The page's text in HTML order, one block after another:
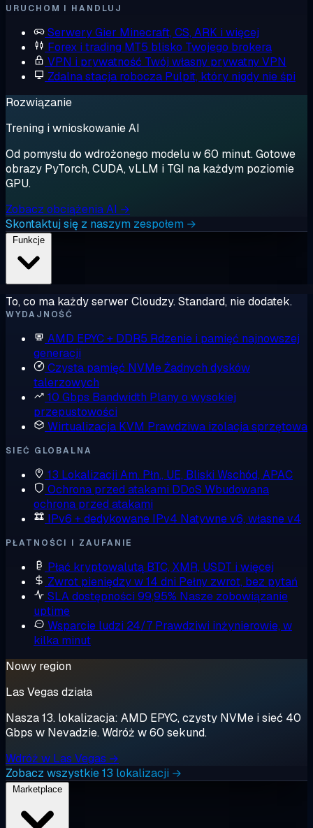
URUCHOM I HANDLUJ
Serwery Gier Minecraft, CS, ARK i więcej
Forex i trading MT5 blisko Twojego brokera
VPN i prywatność Twój własny prywatny VPN
Zdalna stacja robocza Pulpit, który nigdy nie śpi
Rozwiązanie
Trening i wnioskowanie AI
Od pomysłu do wdrożonego modelu w 60 minut. Gotowe
obrazy PyTorch, CUDA, vLLM i TGI na każdym poziomie
GPU.
Zobacz obciążenia AI →
Skontaktuj się z naszym zespołem →
To, co ma każdy serwer Cloudzy. Standard, nie dodatek.
WYDAJNOŚĆ
AMD EPYC + DDR5 Rdzenie i pamięć najnowszej
generacji
Czysta pamięć NVMeŻadnych dysków
talerzowych
10 Gbps Bandwidth Plany o wysokiej
przepustowości
Wirtualizacja KVM Prawdziwa izolacja sprzętowa
SIEĆ GLOBALNA
13 Lokalizacji Am. Płn., UE, Bliski Wschód, APAC
Ochrona przed atakami DDoS Wbudowana
ochrona przed atakami
IPv6 + dedykowane IPv4 Natywne v6, własne v4
PŁATNOŚCI I ZAUFANIE
Płać kryptowalutą BTC, XMR, USDT i więcej
Zwrot pieniędzy w 14 dni Pełny zwrot, bez pytań
SLA dostępności 99,95% Nasze zobowiązanie
uptime
Wsparcie ludzi 24/7 Prawdziwi inżynierowie, w
kilka minut
Nowy region
Las Vegas działa
Nasza 13. lokalizacja: AMD EPYC, czysty NVMe i sieć 40
Gbps w Nevadzie. Wdróż w 60 sekund.
Wdróż w Las Vegas →
Zobacz wszystkie 13 lokalizacji →